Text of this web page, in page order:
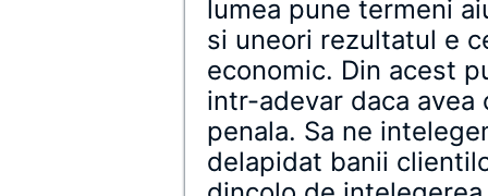
lumea pune termeni
si uneori rezultatul e
economic. Din acest
intr-adevar daca
penala. Sa ne
delapidat banii